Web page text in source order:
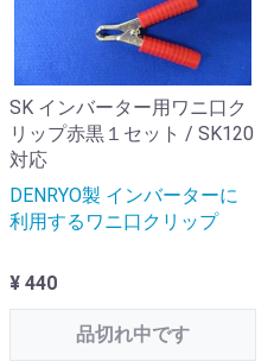
SK インバーター用ワニ口ク
リップ赤黒１セット / SK120
対応
DENRYO製 インバーターに
利用するワニ口クリップ
¥ 440
品切れ中です